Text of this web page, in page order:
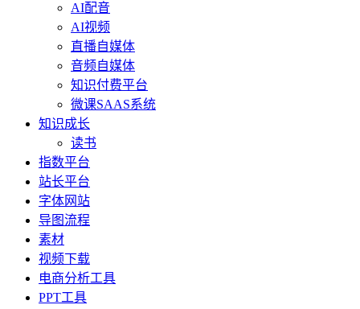
AI配音
AI视频
直播自媒体
音频自媒体
知识付费平台
微课SAAS系统
知识成长
读书
指数平台
站长平台
字体网站
导图流程
素材
视频下载
电商分析工具
PPT工具